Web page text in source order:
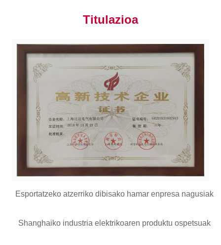
Titulazioa
Esportatzeko atzerriko dibisako hamar enpresa nagusiak
Shanghaiko industria elektrikoaren produktu ospetsuak